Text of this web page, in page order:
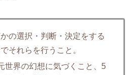
の選択・判断・決定をする
それらを行うこと。
世界の幻想に気づくこと、5